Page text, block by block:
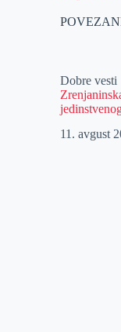
Dobre vesti
11. avgust